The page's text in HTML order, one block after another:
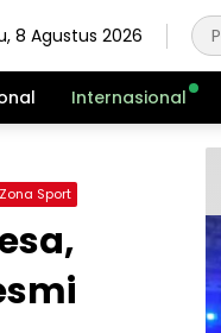
8 Agustus 2026
Internasional
Zona Sport